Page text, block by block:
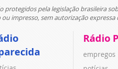
protegidos pela legislação brasileira
impresso, sem autorização
Rádio
empregos